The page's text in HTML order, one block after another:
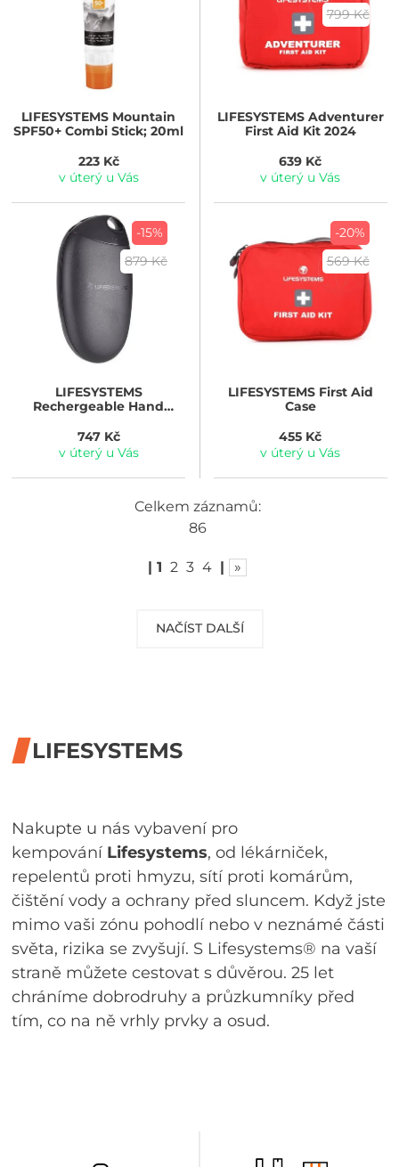
LIFESYSTEMS Mountain
SPF50+ Combi Stick; 20ml
223 Kč
v úterý u Vás
799 Kč
LIFESYSTEMSAdventurer
First Aid Kit 2024
639 Kč
v úterý u Vás
-15%
879 Kč
LIFESYSTEMS
Rechergeable Hand
747 Kč
v úterý u Vás
-20%
569 Kč
LIFESYSTEMSFirst Aid
Case
455 Kč
v úterý u Vás
NAČÍST DALŠÍ
Celkem záznamů:
86
| 1 2 3 4 | »
LIFESYSTEMS
Nakupte u nás vybavení pro
kempování Lifesystems, od lékárniček,
repelentů proti hmyzu, sítí proti komárům,
čištění vody a ochrany před sluncem. Když jste
mimo vaši zónu pohodlí nebo v neznámé části
světa, rizika se zvyšují. S Lifesystems® na vaší
straně můžete cestovat s důvěrou. 25 let
chráníme dobrodruhy a průzkumníky před
tím, co na ně vrhly prvky a osud.